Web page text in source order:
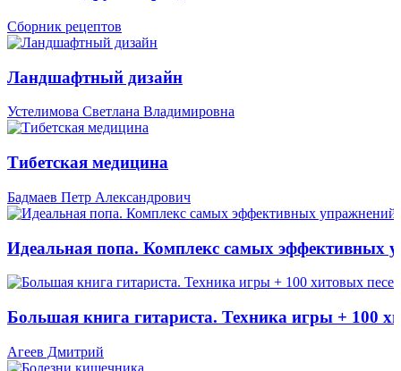
Сборник рецептов
Ландшафтный дизайн
Устелимова Светлана Владимировна
Тибетская медицина
Бадмаев Петр Александрович
Идеальная попа. Комплекс самых эффективных
Большая книга гитариста. Техника игры + 100
Агеев Дмитрий